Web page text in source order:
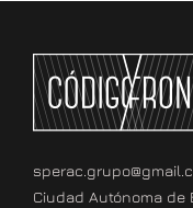
Ciudad Autónoma de